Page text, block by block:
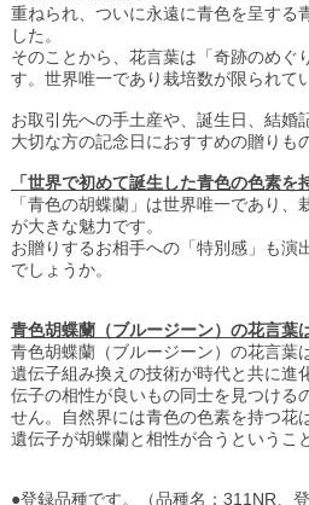
重ねられ、ついに永遠に青色を呈する
した。
そのことから、花言葉は「奇跡のめぐ
す。世界唯一であり栽培数が限られて
お取引先への手土産や、誕生日、結婚
大切な方の記念日におすすめの贈りも
「世界で初めて誕生した青色の色素を
「青色の胡蝶蘭」は世界唯一であり
が大きな魅力です。
お贈りするお相手への「特別感」も演
でしょうか。
青色胡蝶蘭（ブルージーン）の花言葉
青色胡蝶蘭（ブルージーン）の花言葉
遺伝子組み換えの技術が時代と共に進
伝子の相性が良いもの同士を見つける
せん。自然界には青色の色素を持つ花
遺伝子が胡蝶蘭と相性が合うというこ
●登録品種です。（品種名：311NR、